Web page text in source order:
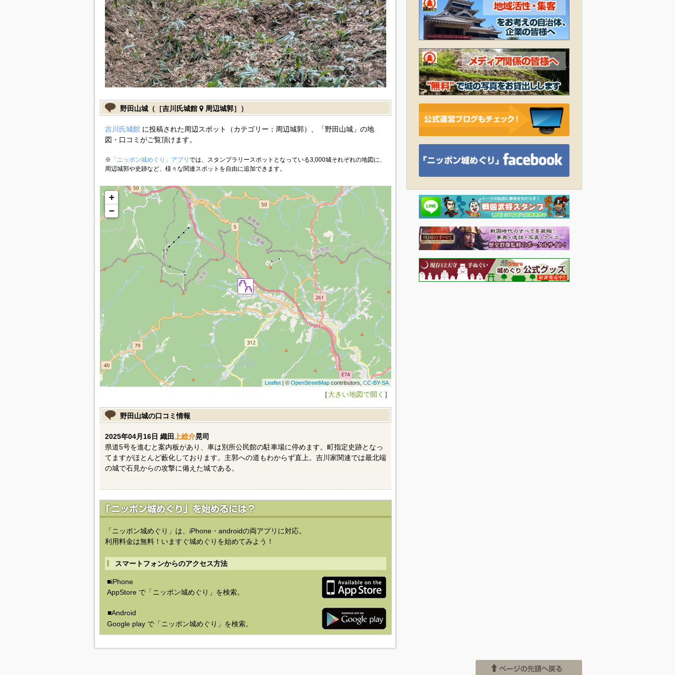
野田山城（［吉川氏城館 周辺城郭］）
吉川氏城館に投稿された周辺スポット（カテゴリー：周辺城郭）、「野田山城」の地
図・口コミがご覧頂けます。
※ 「ニッポン城めぐり」アプリ では、スタンプラリースポットとなっている3,000城それぞれの地図に、
周辺城郭や史跡など、様々な関連スポットを自由に追加できます。
+
−
Leaflet| © OpenStreetMapcontributors, CC-BY-SA
［大きい地図で開く ］
野田山城の口コミ情報
2025年04月16日 織田 上総介晃司
県道5号を進むと案内板があり、車は別所公民館の駐車場に停めます。町指定史跡となっ
てますがほとんど藪化しております。主郭への道もわからず直上。吉川家関連では最北端
の城で石見からの攻撃に備えた城である。
「ニッポン城めぐり」は、iPhone・androidの両アプリに対応。
利用料金は無料！いますぐ城めぐりを始めてみよう！
スマートフォンからのアクセス方法
■iPhone
AppStore で「ニッポン城めぐり」を検索。
■Android
Google play で「ニッポン城めぐり」を検索。